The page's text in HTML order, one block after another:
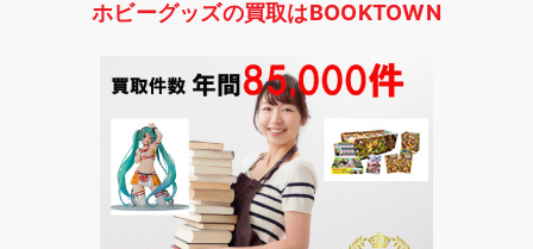
ホビーグッズの買取はBOOKTOWN